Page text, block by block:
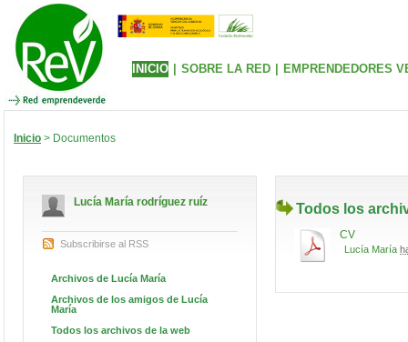
INICIO SOBRE LA RED EMPRENDEDORES
Inicio > Documentos
Lucía María rodríguez ruíz
Subscribirse al RSS
Archivos de Lucía María
Archivos de los amigos de Lucía
María
Todos los archivos de la web
Todos los
CV
Lucía María